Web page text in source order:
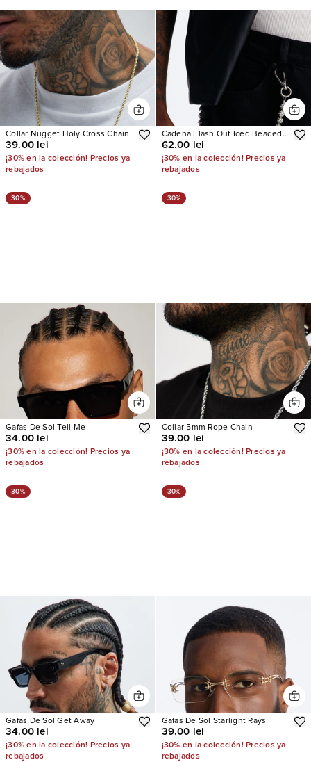
Collar Nugget Holy Cross Chain
39.00 lei
¡30% en la colección! Precios ya
rebajados
Cadena Flash Out Iced Beaded
Pant
62.00 lei
¡30% en la colección! Precios ya
rebajados
30%
Gafas De Sol Tell Me
34.00 lei
¡30% en la colección! Precios ya
rebajados
30%
Collar 5mm Rope Chain
39.00 lei
¡30% en la colección! Precios ya
rebajados
30%
Gafas De Sol Get Away
34.00 lei
¡30% en la colección! Precios ya
rebajados
30%
Gafas De Sol Starlight Rays
39.00 lei
¡30% en la colección! Precios ya
rebajados